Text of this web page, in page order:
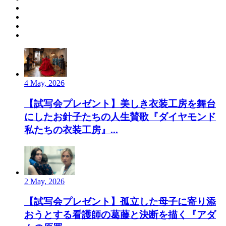
4 May, 2026
【試写会プレゼント】美しき衣装工房を舞台
にしたお針子たちの人生賛歌『ダイヤモンド
私たちの衣装工房』...
2 May, 2026
【試写会プレゼント】孤立した母子に寄り添
おうとする看護師の葛藤と決断を描く『アダ